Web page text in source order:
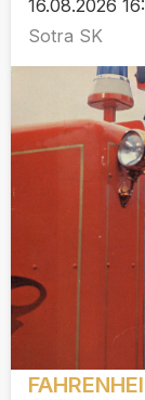
16.08.2026
Sotra SK